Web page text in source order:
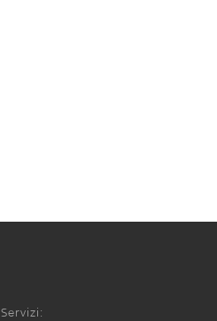
Servizi: